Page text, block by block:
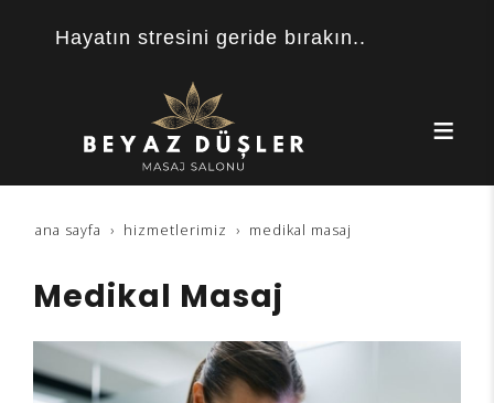
Hayatın stresini geride bırakın..
ana sayfa hizmetlerimiz medikal masaj
Medikal Masaj